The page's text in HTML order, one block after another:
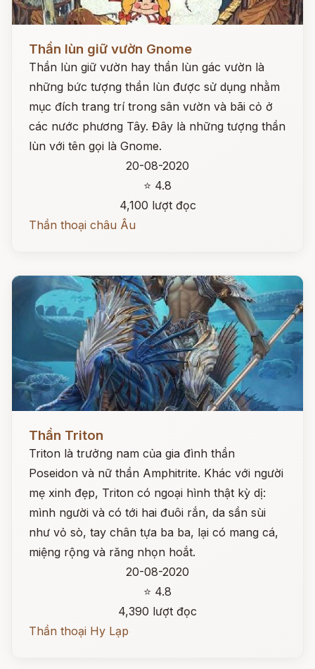
Đọc ngay
Thần lùn giữ vườn Gnome
Thần lùn giữ vườn hay thần lùn gác vườn là
những bức tượng thần lùn được sử dụng nhằm
mục đích trang trí trong sân vườn và bãi cỏ ở
các nước phương Tây. Đây là những tượng thần
lùn với tên gọi là Gnome.
20-08-2020
⭐ 4.8
4,100 lượt đọc
Thần thoại châu Âu
Đọc ngay
Thần Triton
Triton là trưởng nam của gia đình thần
Poseidon và nữ thần Amphitrite. Khác với người
mẹ xinh đẹp, Triton có ngoại hình thật kỳ dị:
mình người và có tới hai đuôi rắn, da sần sùi
như vỏ sò, tay chân tựa ba ba, lại có mang cá,
miệng rộng và răng nhọn hoắt.
20-08-2020
⭐ 4.8
4,390 lượt đọc
Thần thoại Hy Lạp